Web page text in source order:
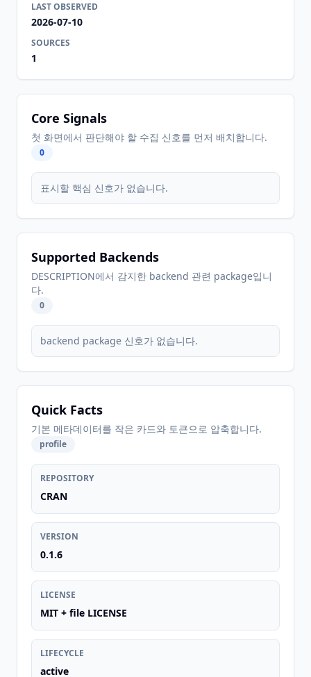
LAST OBSERVED
2026-07-10
SOURCES
1
Core Signals
첫 화면에서 판단해야 할 수집 신호를 먼저 배치합니다.
0
표시할 핵심 신호가 없습니다.
Supported Backends
DESCRIPTION에서 감지한 backend 관련 package입니
다.
0
backend package 신호가 없습니다.
Quick Facts
기본 메타데이터를 작은 카드와 토큰으로 압축합니다.
profile
REPOSITORY
CRAN
VERSION
0.1.6
LICENSE
MIT + file LICENSE
LIFECYCLE
active